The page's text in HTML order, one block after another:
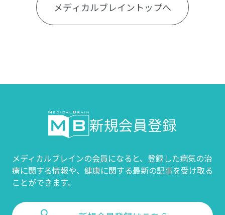
メディカルブレイントップへ
新規会員登録
メディカルブレインの会員になると、登録した病気の治
療に関する情報や、 健康に関する最新の記事を受け取る
ことができます。